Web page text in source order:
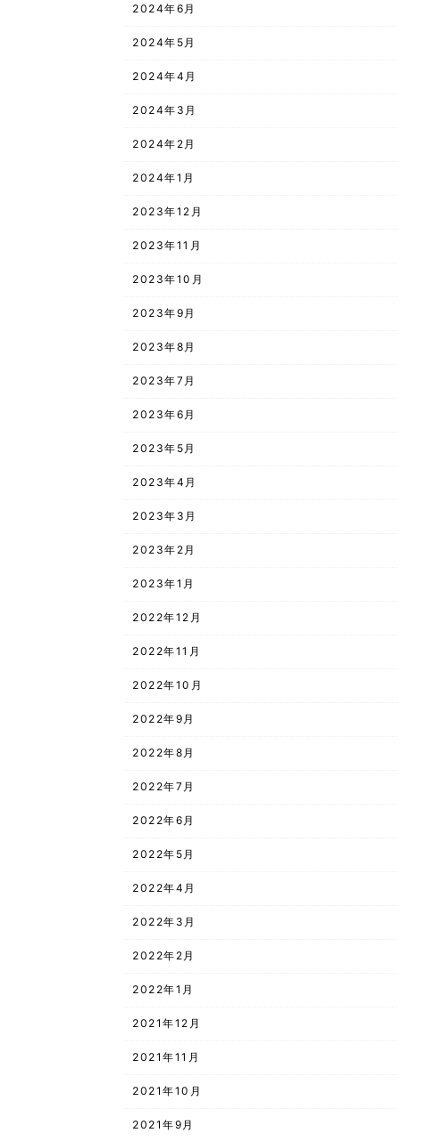
2024年6月
2024年5月
2024年4月
2024年3月
2024年2月
2024年1月
2023年12月
2023年11月
2023年10月
2023年9月
2023年8月
2023年7月
2023年6月
2023年5月
2023年4月
2023年3月
2023年2月
2023年1月
2022年12月
2022年11月
2022年10月
2022年9月
2022年8月
2022年7月
2022年6月
2022年5月
2022年4月
2022年3月
2022年2月
2022年1月
2021年12月
2021年11月
2021年10月
2021年9月